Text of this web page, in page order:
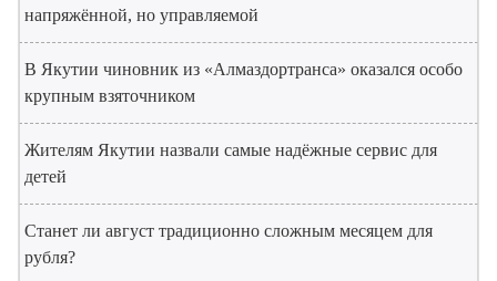
напряжённой, но управляемой
В Якутии чиновник из «Алмаздортранса» оказался особо
крупным взяточником
Жителям Якутии назвали самые надёжные сервис для
детей
Станет ли август традиционно сложным месяцем для
рубля?